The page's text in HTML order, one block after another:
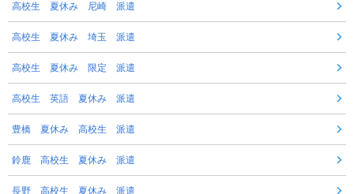
高校生 夏休み 尼崎 派遣
高校生 夏休み 埼玉 派遣
高校生 夏休み 限定 派遣
高校生 英語 夏休み 派遣
豊橋 夏休み 高校生 派遣
鈴鹿 高校生 夏休み 派遣
長野 高校生 夏休み 派遣